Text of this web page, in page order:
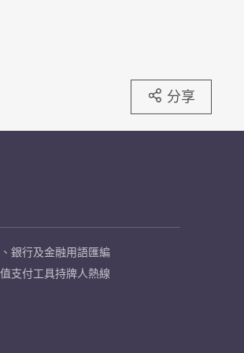
分享
銀行及金融用語匯編
支付工具持牌人熱線